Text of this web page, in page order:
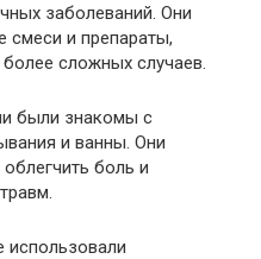
заболеваний. Они
смеси и препараты,
сложных случаев.
были знакомы с
и ванны. Они
боль и
использовали